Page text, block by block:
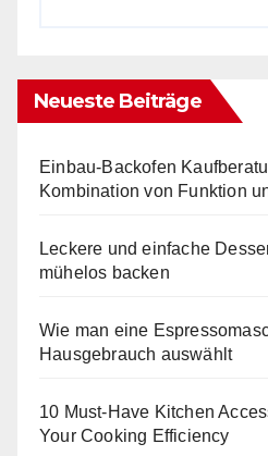
Neueste Beiträge
Einbau-Backofen
Kombination von Funktion
Leckere und einfache
mühelos backen
Wie man eine
Hausgebrauch auswählt
10 Must-Have Kitchen
Your Cooking Efficiency